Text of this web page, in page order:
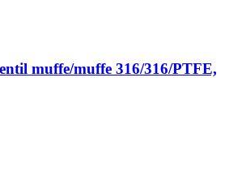
muffe/muffe 316/316/PTFE,